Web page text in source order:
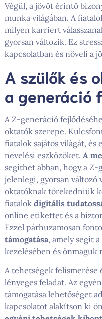
Végül, a jövőt érintő
munka világában. A
milyen karriert
gyorsan változik. Ez
kapcsolatban és növeli a
A szülők és
a generáció
A Z-generáció
oktatók szerepe.
fiatalok sajátos világát, és
nevelési eszközöket. A
segíthet abban, hogy a
jelenlegi, gyorsan változó
oktatóknak törekedniük
fiatalok digitális
online etikettet és a
Ezzel párhuzamosan
támogatása, amely segít
kezelésében és önmaguk
A tehetségek felismerése
lényeges feladat. Az
támogatása lehetőséget
kapcsolatot alakítson ki